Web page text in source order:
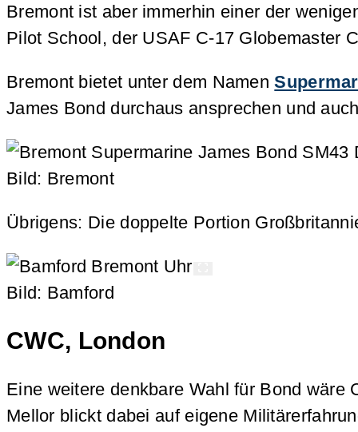
Bremont ist aber immerhin einer der
Pilot School, der USAF C-17 Globemaster
Bremont bietet unter dem Namen
James Bond durchaus ansprechen und
Bild: Bremont
Übrigens: Die doppelte Portion
Bild: Bamford
CWC, London
Eine weitere denkbare Wahl für Bond wäre
Mellor blickt dabei auf eigene